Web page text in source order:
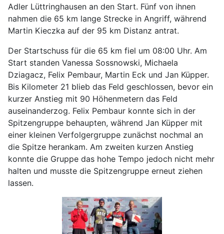
Adler Lüttringhausen an den Start. Fünf von ihnen
nahmen die 65 km lange Strecke in Angriff, während
Martin Kieczka auf der 95 km Distanz antrat.
Der Startschuss für die 65 km fiel um 08:00 Uhr. Am
Start standen Vanessa Sossnowski, Michaela
Dziagacz, Felix Pembaur, Martin Eck und Jan Küpper.
Bis Kilometer 21 blieb das Feld geschlossen, bevor ein
kurzer Anstieg mit 90 Höhenmetern das Feld
auseinanderzog. Felix Pembaur konnte sich in der
Spitzengruppe behaupten, während Jan Küpper mit
einer kleinen Verfolgergruppe zunächst nochmal an
die Spitze herankam. Am zweiten kurzen Anstieg
konnte die Gruppe das hohe Tempo jedoch nicht mehr
halten und musste die Spitzengruppe erneut ziehen
lassen.